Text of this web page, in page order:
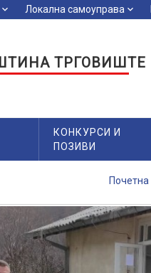
keyboard_arrow_down Локална самоуправа keyboard_arrow_down
ТРГОВИШТЕ
КОНКУРСИ И
ПОЗИВИ
Почетна